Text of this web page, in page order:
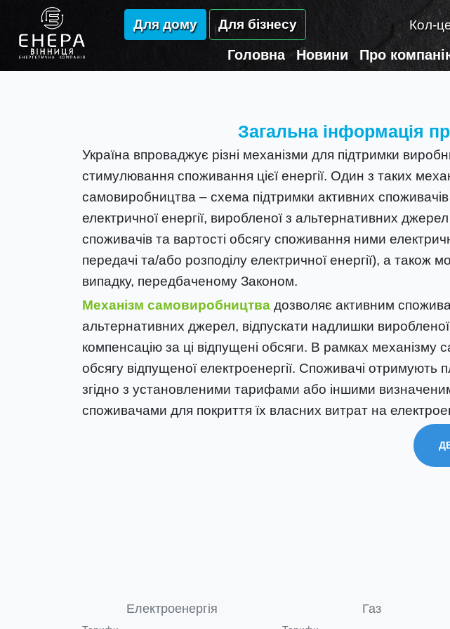
Для дому Для бізнесу Кол-
Головна Новини Про
Загальна інформація
Україна впроваджує різні механізми для підтримки
стимулювання споживання цієї енергії. Один з таких
самовиробництва – схема підтримки активних
електричної енергії, виробленої з альтернативних
споживачів та вартості обсягу споживання ними
передачі та/або розподілу електричної енергії), а також
випадку, передбаченому Законом.
Механізм самовиробництва дозволяє активним
альтернативних джерел, відпускати надлишки
компенсацію за ці відпущені обсяги. В рамках
обсягу відпущеної електроенергії. Споживачі
згідно з установленими тарифами або іншими
споживачами для покриття їх власних витрат на
Електроенергія Газ